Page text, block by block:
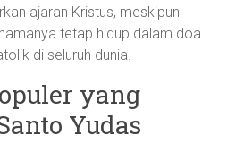
ajaran Kristus, meskipun
tetap hidup dalam doa
di seluruh dunia.
yang
Yudas